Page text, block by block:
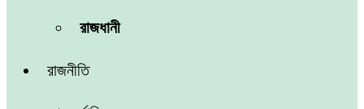
রাজধানী
রাজনীতি